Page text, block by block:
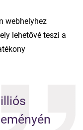
webhelyhez
lehetővé teszi a